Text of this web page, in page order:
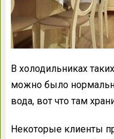
В холодильниках
можно было
вода, вот что там
Некоторые клиенты